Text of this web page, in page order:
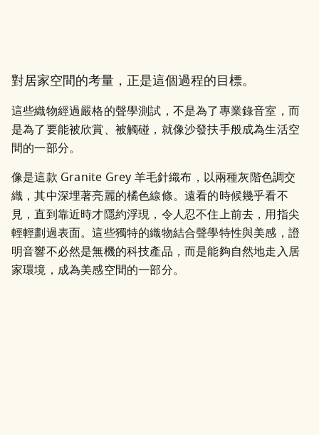
對居家空間的考量，正是這個過程的目標。
這些織物經過嚴格的聲學測試，不是為了專業錄音室，而
是為了要能被欣賞、被觸碰，就像沙發扶手般成為生活空
間的一部分。
像是這款 Granite Grey 羊毛針織布，以兩種灰階色調交
織，其中深埋著亮麗的橘色線條。遠看的時候幾乎看不
見，直到靠近時才隱約浮現，令人忍不住上前去，用指尖
輕輕劃過表面。這些獨特的織物結合聲學特性與美感，證
明音響不必然是無機的科技產品，而是能夠自然地走入居
家環境，成為美感空間的一部分。